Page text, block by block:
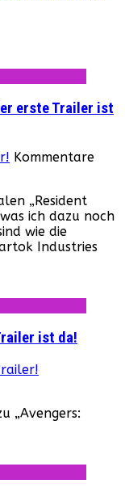
erste Trailer ist
Kommentare
„Resident
ich dazu noch
wie die
Industries
ist da!
„Avengers: